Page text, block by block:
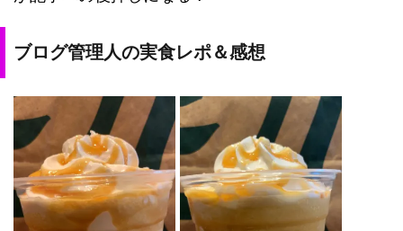
ブログ管理人の実食レポ＆感想